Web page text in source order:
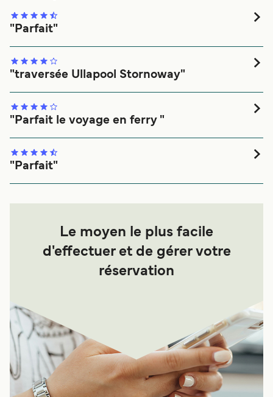
"Parfait"
Très aimable. Juste un peu dur de comprendre comment
se mettre dans les files.
"traversée Ullapool Stornoway"
"Parfait le voyage en ferry "
pile à l'heure.
"Parfait"
Le moyen le plus facile
d'effectuer et de gérer votre
réservation